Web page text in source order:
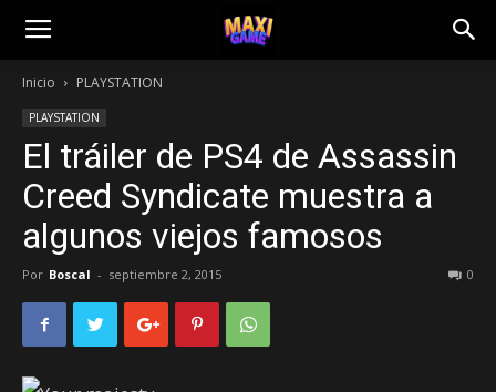
Inicio PLAYSTATION
PLAYSTATION
El tráiler de PS4 de Assassin
Creed Syndicate muestra a
algunos viejos famosos
Por Boscal - septiembre 2, 2015 0